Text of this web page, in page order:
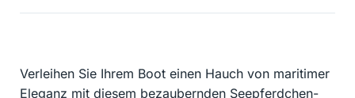
Verleihen Sie Ihrem Boot einen Hauch von maritimer
Eleganz mit diesem bezaubernden Seepferdchen-